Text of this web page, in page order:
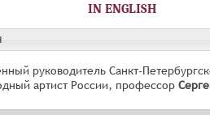
IN ENGLISH
руководитель Санкт-
артист России, профессор